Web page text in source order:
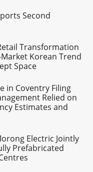
Second
Transformation
Korean Trend
Space
in Coventry Filing
Relied on
Estimates and
Electric Jointly
Prefabricated